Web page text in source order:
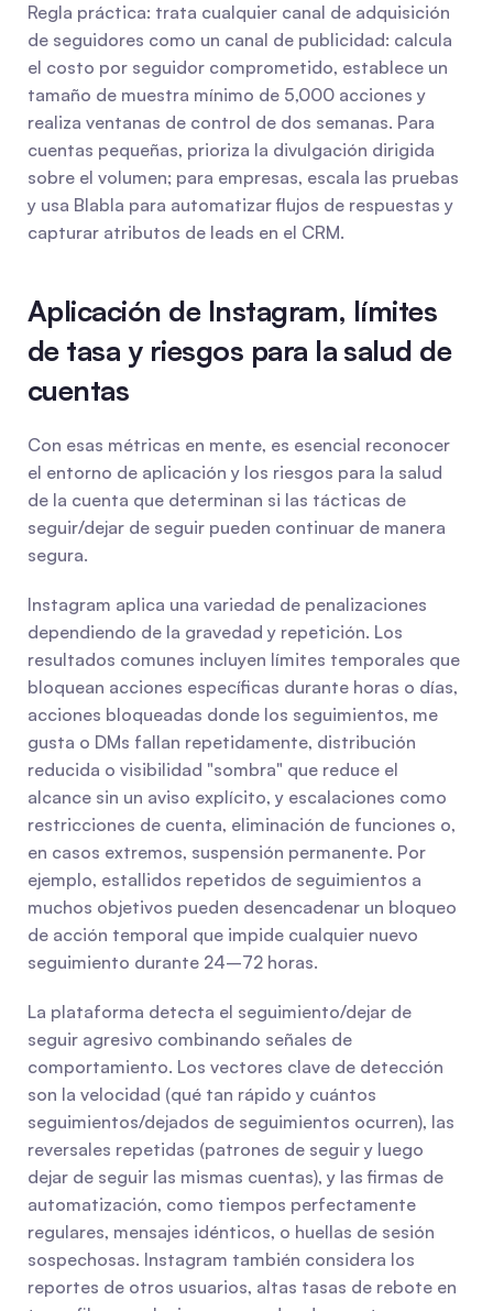
Regla práctica: trata cualquier canal de adquisición
de seguidores como un canal de publicidad: calcula
el costo por seguidor comprometido, establece un
tamaño de muestra mínimo de 5,000 acciones y
realiza ventanas de control de dos semanas. Para
cuentas pequeñas, prioriza la divulgación dirigida
sobre el volumen; para empresas, escala las pruebas
y usa Blabla para automatizar flujos de respuestas y
capturar atributos de leads en el CRM.
Aplicación de Instagram, límites
de tasa y riesgos para la salud de
cuentas
Con esas métricas en mente, es esencial reconocer
el entorno de aplicación y los riesgos para la salud
de la cuenta que determinan si las tácticas de
seguir/dejar de seguir pueden continuar de manera
segura.
Instagram aplica una variedad de penalizaciones
dependiendo de la gravedad y repetición. Los
resultados comunes incluyen límites temporales que
bloquean acciones específicas durante horas o días,
acciones bloqueadas donde los seguimientos, me
gusta o DMs fallan repetidamente, distribución
reducida o visibilidad "sombra" que reduce el
alcance sin un aviso explícito, y escalaciones como
restricciones de cuenta, eliminación de funciones o,
en casos extremos, suspensión permanente. Por
ejemplo, estallidos repetidos de seguimientos a
muchos objetivos pueden desencadenar un bloqueo
de acción temporal que impide cualquier nuevo
seguimiento durante 24–72 horas.
La plataforma detecta el seguimiento/dejar de
seguir agresivo combinando señales de
comportamiento. Los vectores clave de detección
son la velocidad (qué tan rápido y cuántos
seguimientos/dejados de seguimientos ocurren), las
reversales repetidas (patrones de seguir y luego
dejar de seguir las mismas cuentas), y las firmas de
automatización, como tiempos perfectamente
regulares, mensajes idénticos, o huellas de sesión
sospechosas. Instagram también considera los
reportes de otros usuarios, altas tasas de rebote en